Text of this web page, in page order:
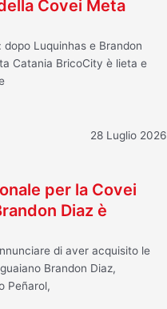
Covei Meta
Luquinhas e Brandon
Catania BricoCity è lieta e
28 Luglio 2026
per la Covei
Diaz è
di aver acquisito le
Brandon Diaz,
Peñarol,